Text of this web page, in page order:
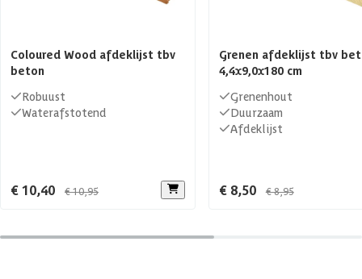
Coloured Wood afdeklijst tbv
beton
Robuust
Waterafstotend
€ 10,40 € 10,95
Grenen afdeklijst tbv
4,4x9,0x180 cm
Grenenhout
Duurzaam
Afdeklijst
€ 8,50 € 8,95